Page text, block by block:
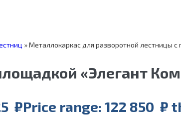
»Металлокаркас для разворотной лестницы
«Элегант
₽Price range: 122 850 ₽